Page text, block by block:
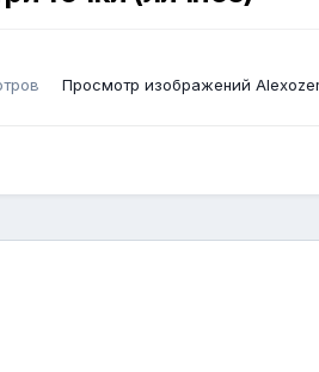
Просмотр изображений